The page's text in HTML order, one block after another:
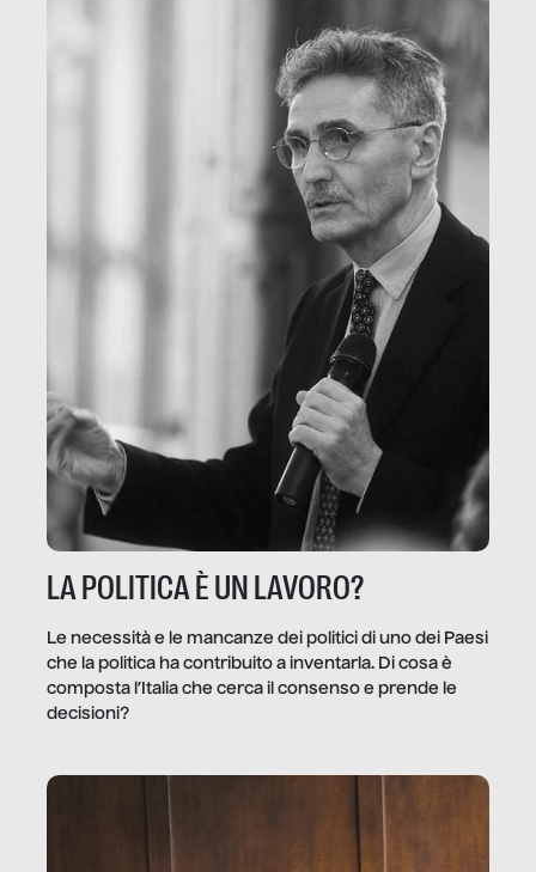
LA POLITICA È UN LAVORO?
Le necessità e le mancanze dei politici di uno dei Paesi
che la politica ha contribuito a inventarla. Di cosa è
composta l’Italia che cerca il consenso e prende le
decisioni?